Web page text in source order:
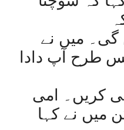
گی۔ میں نے
طرح آپ دادا
کریں۔ امی
میں نے کہا